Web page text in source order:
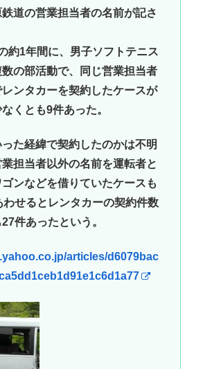
道の営業担当者の名前が記さ
約1年間に、男子ソフトテニス
の部活動で、同じ営業担当者
ンタカーを契約したケースが
くとも9件あった。
た経緯で契約したのかは不明
担当者以外の名前を運転者と
ンなどを借りていたケースも
わせるとレンタカーの契約件数
件あったという。
articles/d6079bac